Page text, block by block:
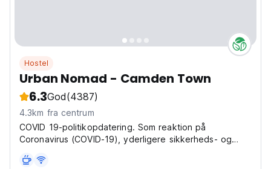
Hostel
Urban Nomad - Camden Town
6.3God(4387)
4.3km fra centrum
COVID 19-politikopdatering. Som reaktion på
Coronavirus (COVID-19), yderligere sikkerheds- og